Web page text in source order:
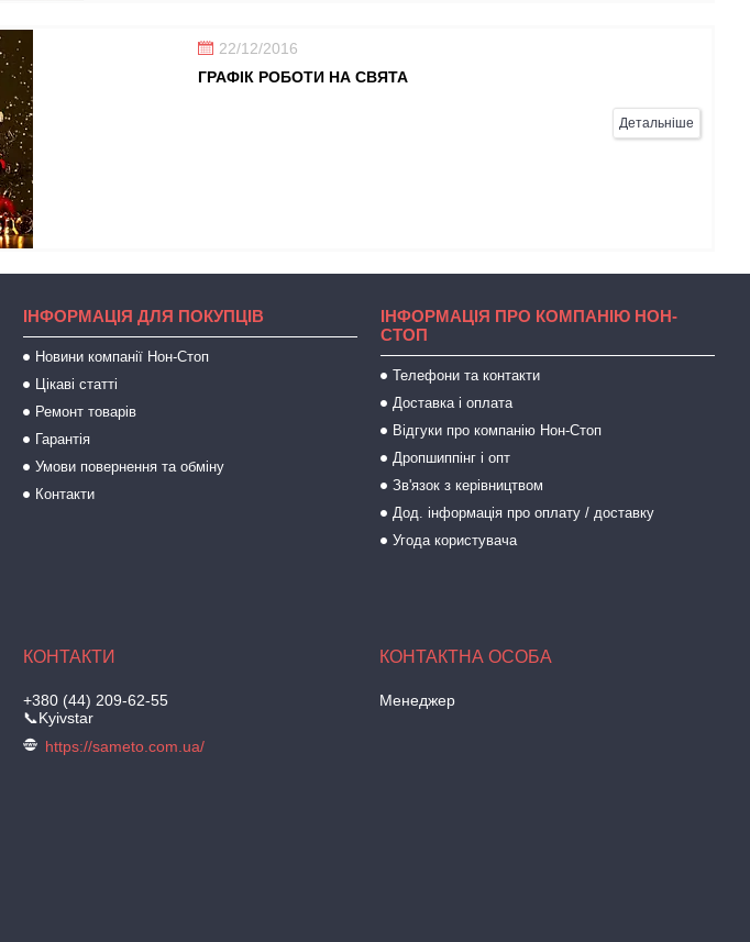
22/12/2016
ГРАФІК РОБОТИ НА СВЯТА
Детальніше
ІНФОРМАЦІЯ ДЛЯ ПОКУПЦІВ
Новини компанії Нон-Стоп
Цікаві статті
Ремонт товарів
Гарантія
Умови повернення та обміну
Контакти
ІНФОРМАЦІЯ ПРО КОМПАНІЮ НОН-
СТОП
Телефони та контакти
Доставка і оплата
Відгуки про компанію Нон-Стоп
Дропшиппінг і опт
Зв'язок з керівництвом
Дод. інформація про оплату / доставку
Угода користувача
+380 (44) 209-62-55
📞Kyivstar
https://sameto.com.ua/
Менеджер